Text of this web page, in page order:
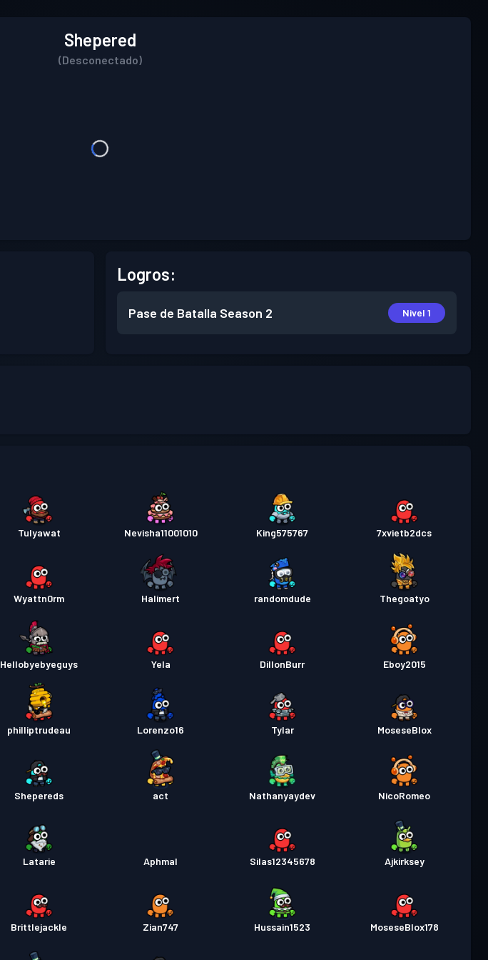
Shepered
(Desconectado)
Logros:
Pase de Batalla Season 2 Nivel 1
Tulyawat Nevisha11001010 King575767 7xvietb2dcs
Wyattn0rm Halimert randomdude Thegoatyo
Hellobyebyeguys Yela DillonBurr Eboy2015
philliptrudeau Lorenzo16 Tylar MoseseBlox
Shepereds act Nathanyaydev NicoRomeo
Latarie Aphmal Silas12345678 Ajkirksey
Brittlejackle Zian747 Hussain1523 MoseseBlox178